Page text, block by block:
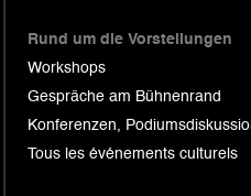
Rund um die Vorstellungen
Workshops
Gespräche am Bühnenrand
Konferenzen,
Tous les événements culturels